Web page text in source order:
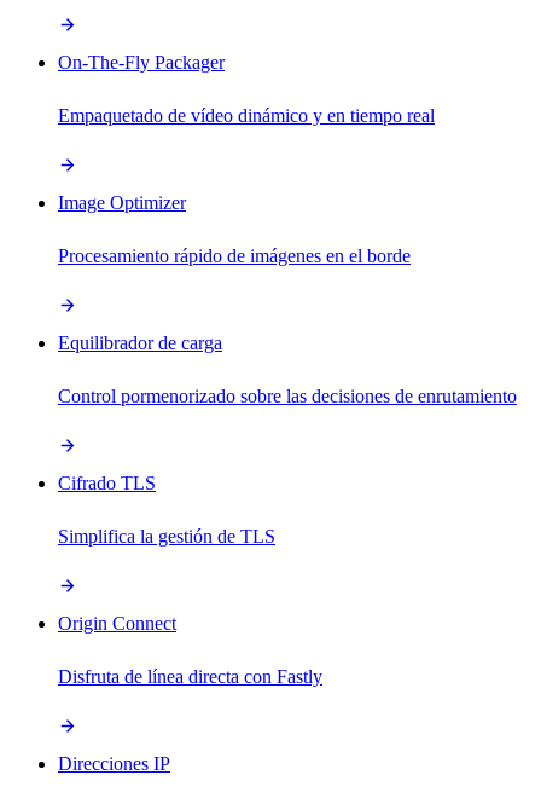
On-The-Fly Packager
Empaquetado de vídeo dinámico y en tiempo real
Image Optimizer
Procesamiento rápido de imágenes en el borde
Equilibrador de carga
Control pormenorizado sobre las decisiones de enrutamiento
Cifrado TLS
Simplifica la gestión de TLS
Origin Connect
Disfruta de línea directa con Fastly
Direcciones IP